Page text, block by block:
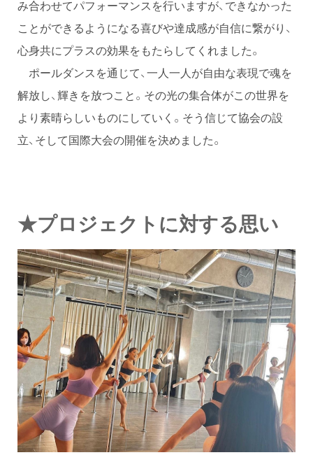
み合わせてパフォーマンスを行いますが、できなかった
ことができるようになる喜びや達成感が自信に繋がり、
心身共にプラスの効果をもたらしてくれました。
ポールダンスを通じて、一人一人が自由な表現で魂を
解放し、輝きを放つこと。その光の集合体がこの世界を
より素晴らしいものにしていく。そう信じて協会の設
立、そして国際大会の開催を決めました。
★プロジェクトに対する思い